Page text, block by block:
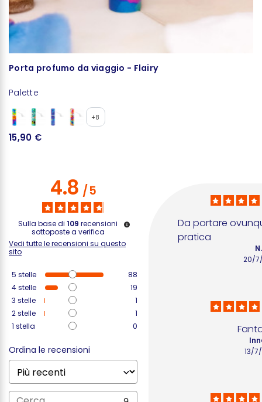
Porta profumo da viaggio - Flairy
Palette
+8
15,90 €
4.8/5
Sulla base di 109 recensioni
sottoposte a verifica
Vedi tutte le recensioni su questo
sito
5 stelle
88
4stelle
19
3 stelle
1
2stelle
1
1 stella 0
Ordina le recensioni
Da portare
pratica
20/
13/